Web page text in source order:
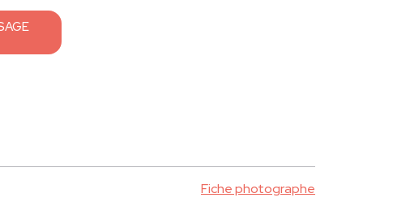
Fiche photographe